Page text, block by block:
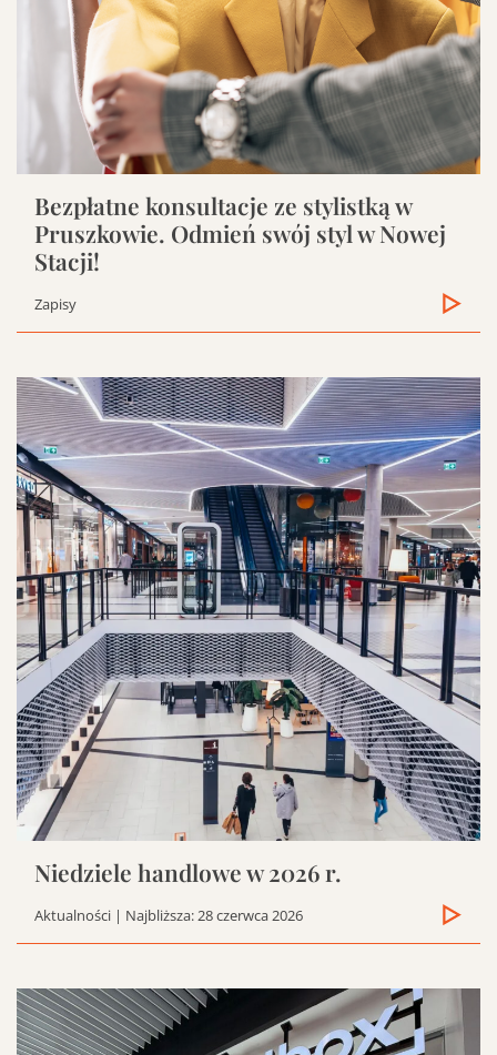
Bezpłatne konsultacje ze stylistką w
Pruszkowie. Odmień swój styl w Nowej
Stacji!
Zapisy
Niedziele handlowe w 2026 r.
Aktualności | Najbliższa: 28 czerwca 2026